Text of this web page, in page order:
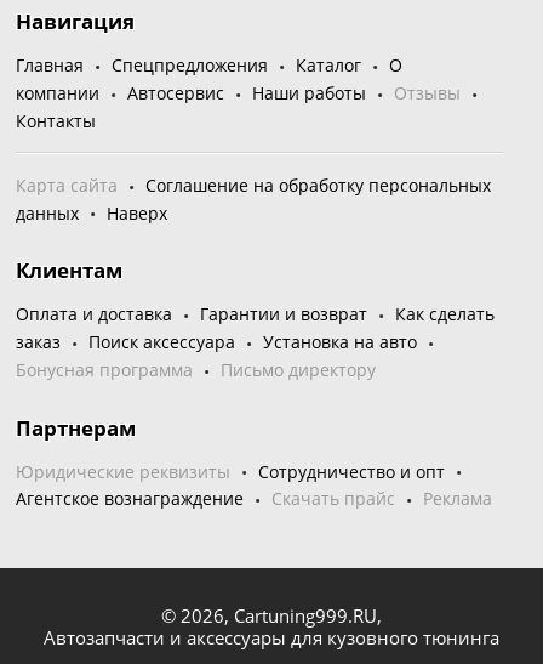
Навигация
Главная Спецпредложения Каталог
О
компании
Автосервис Наши работы
Отзывы
Контакты
Карта сайта
Соглашение на обработку персональных
данных
Наверх
Клиентам
Оплата и доставка Гарантии и возврат
Как сделать
заказ
Поиск аксессуара
Установка на авто
Бонусная программа
Письмо директору
Партнерам
Юридические реквизиты
Сотрудничество и опт
Агентское вознаграждение
Скачать прайс Реклама
© 2026, Cartuning999.RU,
Автозапчасти и аксессуары для кузовного тюнинга